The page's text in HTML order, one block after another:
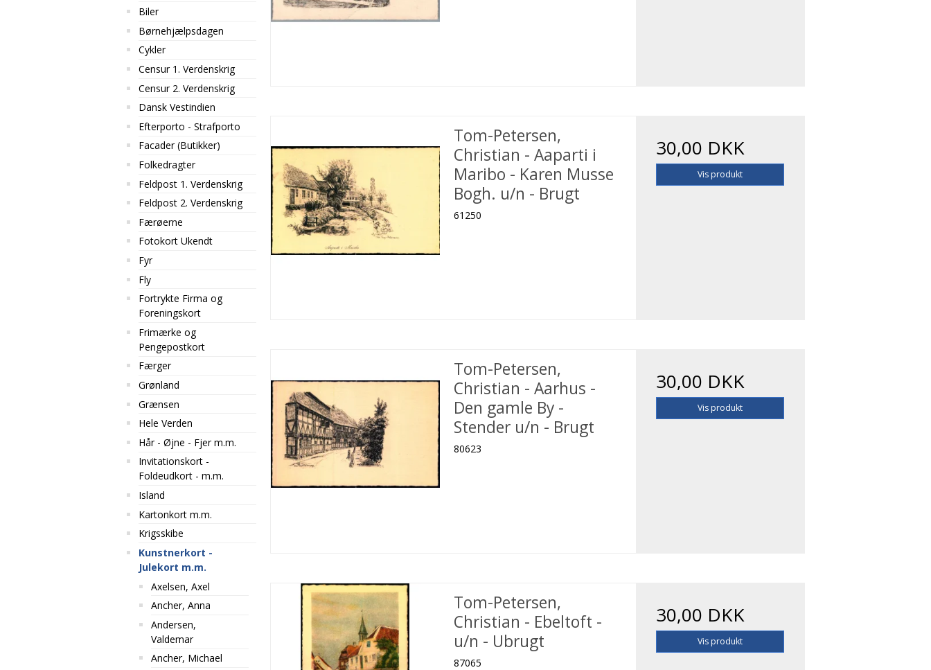
Biler
Børnehjælpsdagen
Cykler
Censur 1. Verdenskrig
Censur 2. Verdenskrig
Dansk Vestindien
Efterporto - Strafporto
Facader (Butikker)
Folkedragter
Feldpost 1. Verdenskrig
Feldpost 2. Verdenskrig
Færøerne
Fotokort Ukendt
Fyr
Fly
Fortrykte Firma og
Foreningskort
Frimærke og
Pengepostkort
Færger
Grønland
Grænsen
Hele Verden
Hår - Øjne - Fjer m.m.
Invitationskort -
Foldeudkort - m.m.
Island
Kartonkort m.m.
Krigsskibe
Kunstnerkort -
Julekort m.m.
Axelsen, Axel
Ancher, Anna
Andersen,
Valdemar
Ancher, Michael
Tom-Petersen,
Christian - Aaparti i
Maribo - Karen Musse
Bogh. u/n - Brugt
61250
30,00 DKK
Vis produkt
Tom-Petersen,
Christian - Aarhus -
Den gamle By -
Stender u/n - Brugt
80623
30,00 DKK
Vis produkt
Tom-Petersen,
Christian - Ebeltoft -
u/n - Ubrugt
87065
30,00 DKK
Vis produkt